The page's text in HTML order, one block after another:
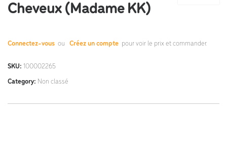
Cheveux (Madame KK)
Connectez-vous ou Créez un compte pour voir le prix et commander.
SKU: 100002265
Category: Non classé